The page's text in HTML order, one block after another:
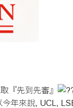
『先到先審』
年來說, UCL,